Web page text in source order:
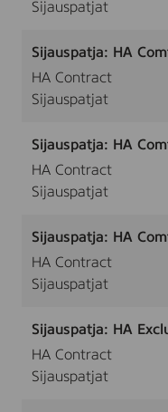
Sijauspatjat
Sijauspatja: HA
HA Contract
Sijauspatjat
Sijauspatja: HA
HA Contract
Sijauspatjat
Sijauspatja: HA
HA Contract
Sijauspatjat
Sijauspatja: HA
HA Contract
Sijauspatjat